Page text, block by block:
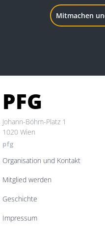
Mitmachen
PFG
Johann-Böhm-Platz 1
1020 Wien
pfg
Organisation und Kontakt
Mitglied werden
Geschichte
Impressum